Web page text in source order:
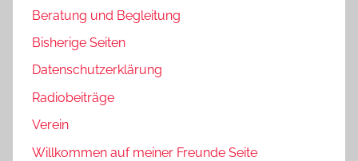
Beratung und Begleitung
Bisherige Seiten
Datenschutzerklärung
Radiobeiträge
Verein
Willkommen auf meiner Freunde Seite